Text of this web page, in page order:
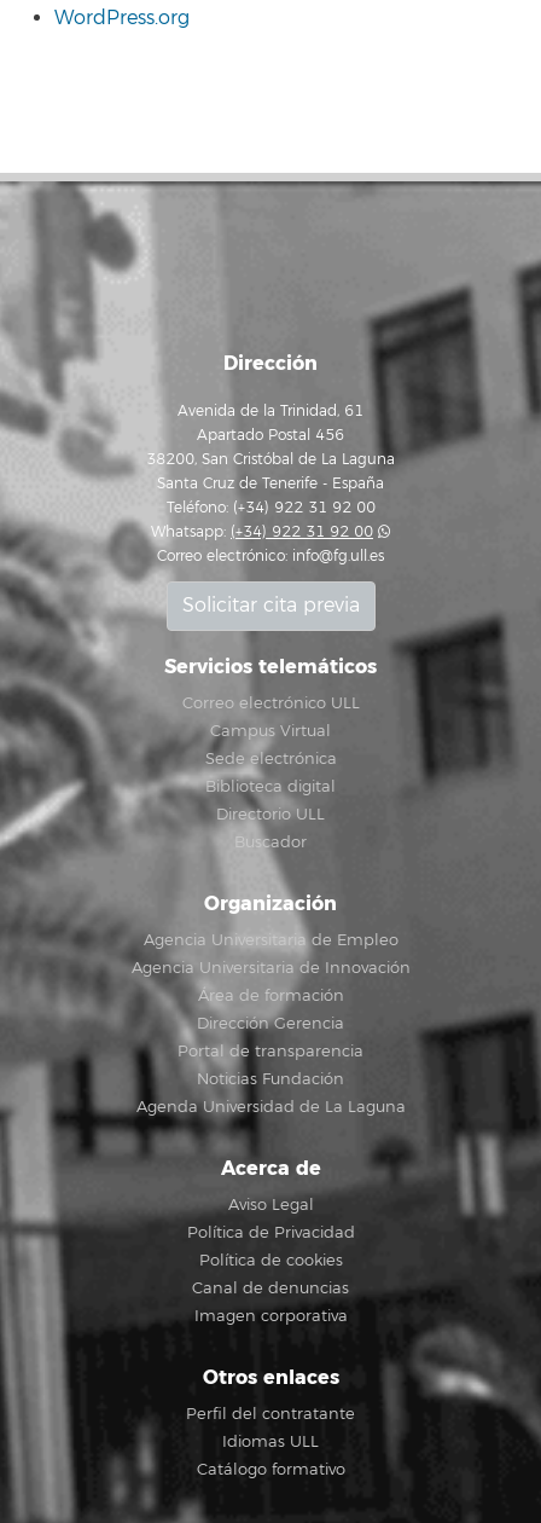
WordPress.org
Dirección
Avenida de la Trinidad, 61
Apartado Postal 456
38200, San Cristóbal de La Laguna
Santa Cruz de Tenerife - España
Teléfono: (+34) 922 31 92 00
Whatsapp: (+34) 922 31 92 00
Correo electrónico: info@fg.ull.es
Solicitar cita previa
Servicios telemáticos
Correo electrónico ULL
Campus Virtual
Sede electrónica
Biblioteca digital
Directorio ULL
Buscador
Organización
Agencia Universitaria de Empleo
Agencia Universitaria de Innovación
Área de formación
Dirección Gerencia
Portal de transparencia
Noticias Fundación
Agenda Universidad de La Laguna
Acerca de
Aviso Legal
Política de Privacidad
Política de cookies
Canal de denuncias
Imagen corporativa
Otros enlaces
Perfil del contratante
Idiomas ULL
Catálogo formativo